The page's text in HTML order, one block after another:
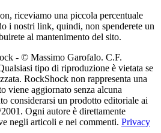
riceviamo una piccola percentuale
i nostri link, quindi, non spenderete un
al mantenimento del sito.
- © Massimo Garofalo. C.F.
tipo di riproduzione è vietata se
RockShock non rappresenta una
viene aggiornato senza alcuna
considerarsi un prodotto editoriale ai
Ogni autore è direttamente
negli articoli e nei commenti. Privacy